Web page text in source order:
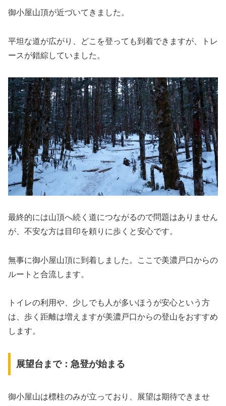
御小屋山頂が近づいてきました。
平坦な道が広がり、どこを登っても到着できますが、トレ
ースが錯綜していました。
最終的には山頂へ続く道につながるので問題はありません
が、不安な方は目印を頼りに歩くと安心です。
無事に御小屋山頂に到着しました。ここで美濃戸口からの
ルートと合流します。
トイレの利用や、少しでも人が多いほうが安心という方
は、歩く距離は増えますが美濃戸口からの登山をおすすめ
します。
展望台まで：急登が始まる
御小屋山は標柱のみが立っており、展望は期待できませ